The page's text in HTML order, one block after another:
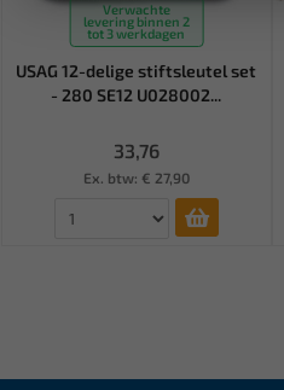
Verwachte
levering binnen 2
tot 3 werkdagen
USAG 12-delige stiftsleutel set
- 280 SE12 U028002...
33,76
Ex. btw: € 27,90